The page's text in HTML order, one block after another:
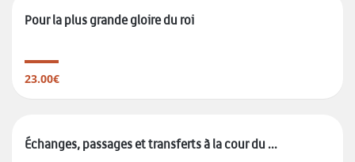
Pour la plus grande gloire du roi
23.00€
Échanges, passages et transferts à la cour du ...